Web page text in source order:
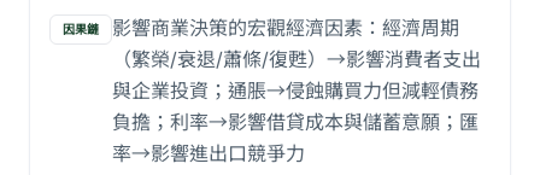
因果鏈
影響商業決策的宏觀經濟因素：經濟周期
（繁榮/衰退/蕭條/復甦）→影響消費者支出
與企業投資；通脹→侵蝕購買力但減輕債務
負擔；利率→影響借貸成本與儲蓄意願；匯
率→影響進出口競爭力